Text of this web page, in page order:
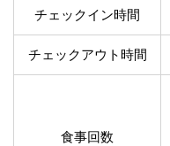
チェックイン時間
チェックアウト時間
食事回数